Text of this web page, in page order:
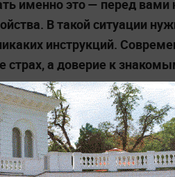
именно это — перед вами
В такой ситуации
инструкций.
страх, а доверие к
он.
схемах